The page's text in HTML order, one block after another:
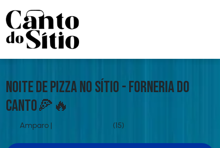
Noite de Pizza no Sítio - Forneria do
Canto🍕🔥
Amparo | (15)